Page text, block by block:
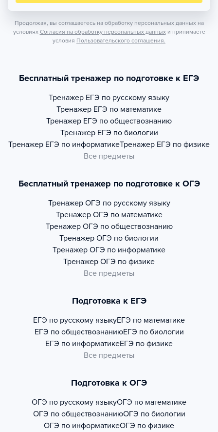
Продолжая, вы соглашаетесь на обработку персональных данных на
условиях Согласия на обработку персональных данных и принимаете
условия Пользовательского соглашения.
Бесплатный тренажер по подготовке к ЕГЭ
Тренажер ЕГЭ по русскому языку
Тренажер ЕГЭ по математике
Тренажер ЕГЭ по обществознанию
Тренажер ЕГЭ по биологии
Тренажер ЕГЭ по информатикеТренажер ЕГЭ по физике
Все предметы
Бесплатный тренажер по подготовке к ОГЭ
Тренажер ОГЭ по русскому языку
Тренажер ОГЭ по математике
Тренажер ОГЭ по обществознанию
Тренажер ОГЭ по биологии
Тренажер ОГЭ по информатике
Тренажер ОГЭ по физике
Все предметы
Подготовка к ЕГЭ
ЕГЭ по русскому языкуЕГЭ по математике
ЕГЭ по обществознаниюЕГЭ по биологии
ЕГЭ по информатикеЕГЭ по физике
Все предметы
Подготовка к ОГЭ
ОГЭ по русскому языкуОГЭ по математике
ОГЭ по обществознаниюОГЭ по биологии
ОГЭ по информатикеОГЭ по физике